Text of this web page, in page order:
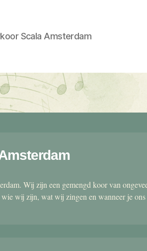
Scala Amsterdam
Wij zijn een gemengd koor van
wij zijn, wat wij zingen en wanneer je